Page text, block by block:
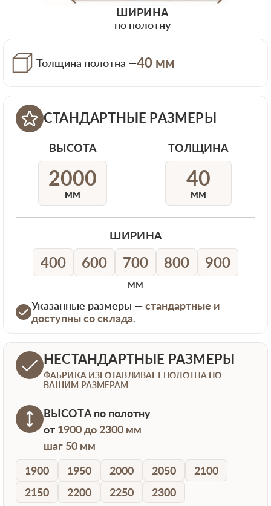
ШИРИНА
по полотну
Толщина полотна —40 мм
СТАНДАРТНЫЕ РАЗМЕРЫ
ВЫСОТА
2000
мм
ШИРИНА
400 600 700 800 900
мм
ТОЛЩИНА
40
мм
Указанные размеры —стандартные и
доступны со склада.
НЕСТАНДАРТНЫЕ РАЗМЕРЫ
ФАБРИКА ИЗГОТАВЛИВАЕТ ПОЛОТНА ПО
ВАШИМ РАЗМЕРАМ
ВЫСОТАпо полотну
от 1900 до 2300 мм
шаг 50 мм
1900
1950 2000 2050
2100
2150
2200 2250 2300